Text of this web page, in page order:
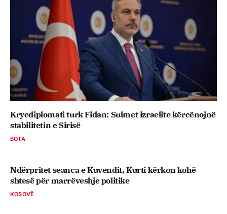
Kryediplomati turk Fidan: Sulmet izraelite kërcënojnë
stabilitetin e Sirisë
BOTA
Ndërpritet seanca e Kuvendit, Kurti kërkon kohë
shtesë për marrëveshje politike
KOSOVË